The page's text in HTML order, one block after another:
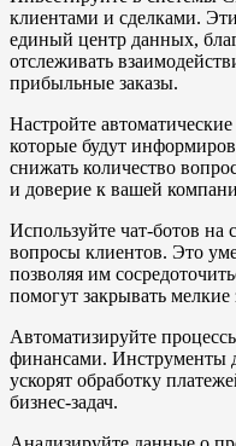
клиентами и сделками.
единый центр данных,
отслеживать
прибыльные заказы.
Настройте
которые будут
снижать количество
и доверие к вашей
Используйте чат-ботов на
вопросы клиентов. Это
позволяя им
помогут закрывать
Автоматизируйте
финансами. Инструменты
ускорят обработку
бизнес-задач.